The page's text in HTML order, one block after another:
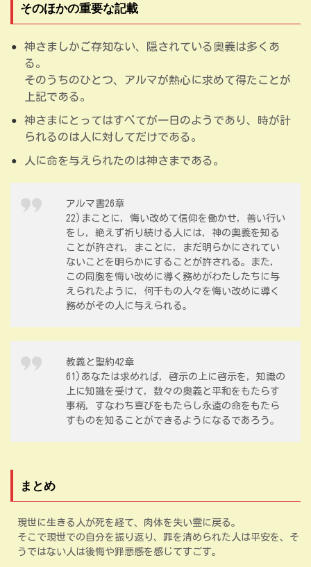
そのほかの重要な記載
神さましかご存知ない、隠されている奥義は多くあ
る。
そのうちのひとつ、アルマが熱心に求めて得たことが
上記である。
神さまにとってはすべてが一日のようであり、時が計
られるのは人に対してだけである。
人に命を与えられたのは神さまである。
アルマ書26章
22)まことに，悔い改めて信仰を働かせ，善い行い
をし，絶えず祈り続ける人には，神の奥義を知る
ことが許され，まことに，まだ明らかにされてい
ないことを明らかにすることが許される。また，
この同胞を悔い改めに導く務めがわたしたちに与
えられたように，何千もの人々を悔い改めに導く
務めがその人に与えられる。
教義と聖約42章
61)あなたは求めれば，啓示の上に啓示を，知識の
上に知識を受けて，数々の奥義と平和をもたらす
事柄，すなわち喜びをもたらし永遠の命をもたら
すものを知ることができるようになるであろう。
まとめ
現世に生きる人が死を経て、肉体を失い霊に戻る。
そこで現世での自分を振り返り、罪を清められた人は平安を、そ
うではない人は後悔や罪悪感を感じてすごす。